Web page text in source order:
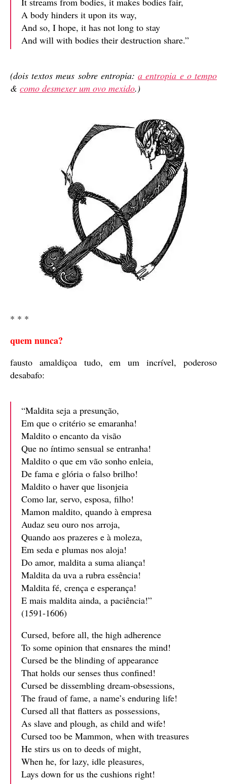
A body hinders it upon its way,
And so, I hope, it has not long to stay
And will with bodies their destruction share.”
(dois textos meus sobre entropia:a entropia e o tempo
& como desmexer um ovo mexido.)
* * *
quem nunca?
fausto amaldiçoa tudo, em um incrível, poderoso
desabafo:
“Maldita seja a presunção,
Em que o critério se emaranha!
Maldito o encanto da visão
Que no íntimo sensual se entranha!
Maldito o que em vão sonho enleia,
De fama e glória o falso brilho!
Maldito o haver que lisonjeia
Como lar, servo, esposa, filho!
Mamon maldito, quando à empresa
Audaz seu ouro nos arroja,
Quando aos prazeres e à moleza,
Em seda e plumas nos aloja!
Do amor, maldita a suma aliança!
Maldita da uva a rubra essência!
Maldita fé, crença e esperança!
E mais maldita ainda, a paciência!”
(1591-1606)
Cursed, before all, the high adherence
To some opinion that ensnares the mind!
Cursed be the blinding of appearance
That holds our senses thus confined!
Cursed be dissembling dream-obsessions,
The fraud of fame, a name’s enduring life!
Cursed all that flatters as possessions,
As slave and plough, as child and wife!
Cursed too be Mammon, when with treasures
He stirs us on to deeds of might,
When he, for lazy, idle pleasures,
Lays down for us the cushions right!